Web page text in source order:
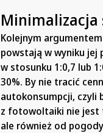
Kolejnym
powstają w wyniku jej
w stosunku 1:0,7 lub
30%. By nie tracić
autokonsumpcji, czyli
z fotowoltaiki nie jest
ale również od